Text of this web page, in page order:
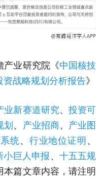
产业研究院《中国核技
战略规划分析报告》
业新赛道研究、投资可
划 、 产业招商、 产业图
统、 行业地位证明 、
小巨人申报 、 十五五规
篇文章内容，请注明